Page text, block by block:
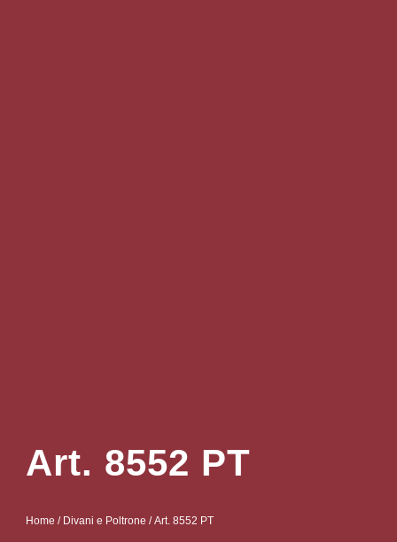
Art. 8552 PT
Home / Divani e Poltrone / Art. 8552 PT